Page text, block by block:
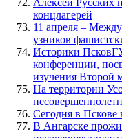
концлагерей
11 апреля –
узников
Историки
конференции,
изучения Второй
На территории
Сегодня в Пскове
В Ангарске